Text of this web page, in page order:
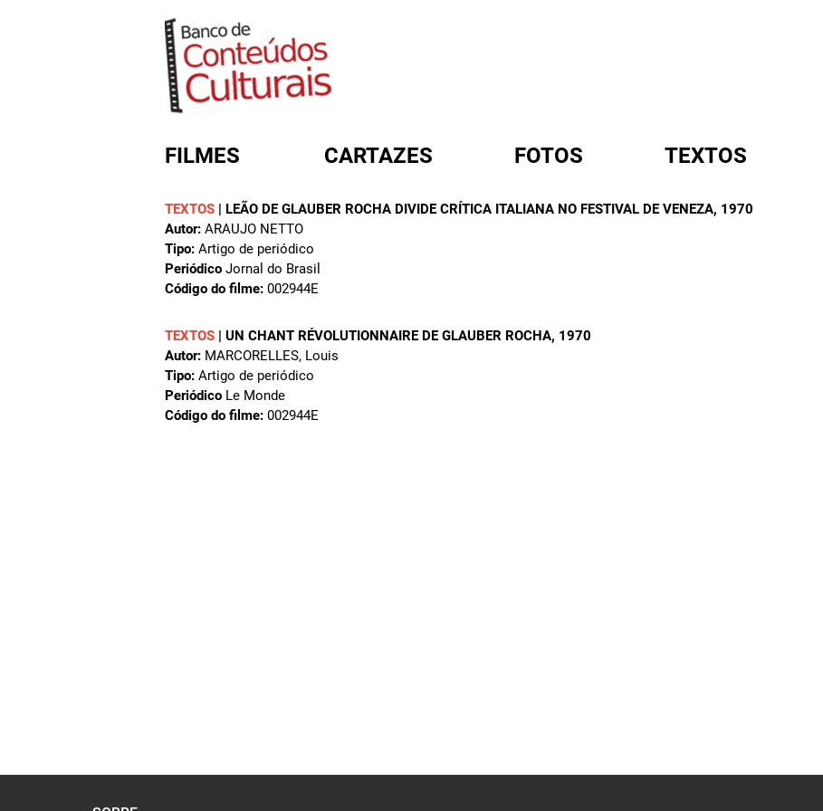
FILMES CARTAZES FOTOS TEXTOS
TEXTOS | LEÃO DE GLAUBER ROCHA DIVIDE CRÍTICA ITALIANA NO FESTIVAL DE VENEZA, 1970
Autor: ARAUJO NETTO
Tipo: Artigo de periódico
Periódico Jornal do Brasil
Código do filme: 002944E
TEXTOS | UN CHANT RÉVOLUTIONNAIRE DE GLAUBER ROCHA, 1970
Autor: MARCORELLES, Louis
Tipo: Artigo de periódico
Periódico Le Monde
Código do filme: 002944E
FORMULÁRIO DE BUSCA